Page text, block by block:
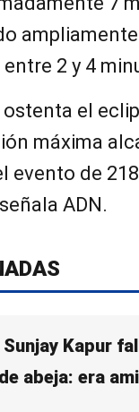
2 y 4
el
máxima
evento de
ADN.
Kapur
abeja: era